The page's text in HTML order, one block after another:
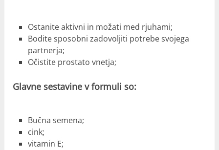
Ostanite aktivni in možati med rjuhami;
Bodite sposobni zadovoljiti potrebe svojega
partnerja;
Očistite prostato vnetja;
Glavne sestavine v formuli so:
Bučna semena;
cink;
vitamin E;